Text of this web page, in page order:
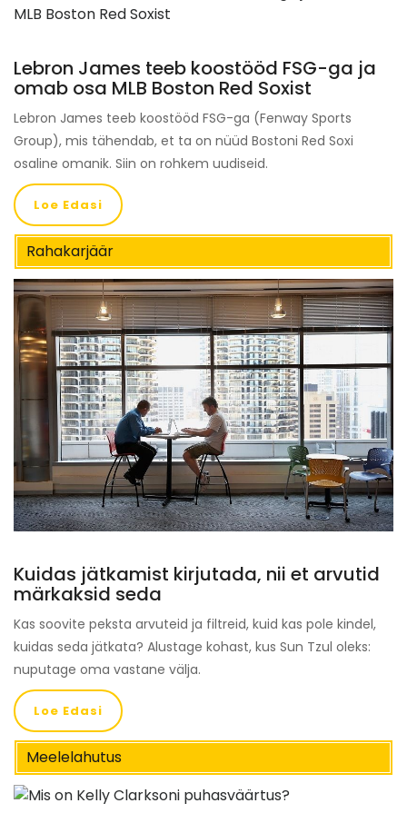
Lebron James teeb koostööd FSG-ga ja
omab osa MLB Boston Red Soxist
Lebron James teeb koostööd FSG-ga (Fenway Sports
Group), mis tähendab, et ta on nüüd Bostoni Red Soxi
osaline omanik. Siin on rohkem uudiseid.
Loe Edasi
Rahakarjäär
Kuidas jätkamist kirjutada, nii et arvutid
märkaksid seda
Kas soovite peksta arvuteid ja filtreid, kuid kas pole kindel,
kuidas seda jätkata? Alustage kohast, kus Sun Tzul oleks:
nuputage oma vastane välja.
Loe Edasi
Meelelahutus